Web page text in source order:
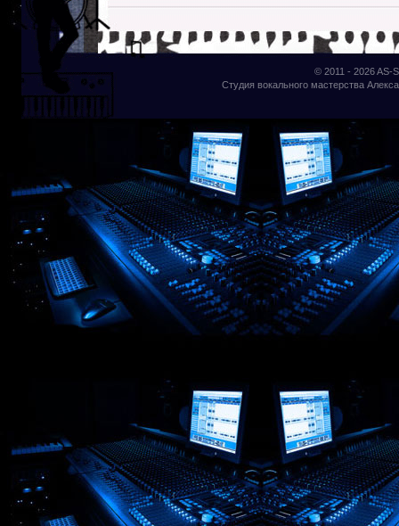
© 2011 - 2026AS-
Студия вокального мастерства